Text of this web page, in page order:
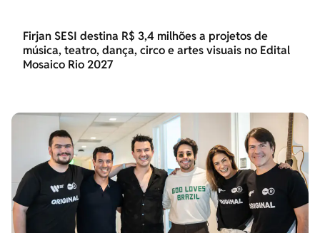
Firjan SESI destina R$ 3,4 milhões a projetos de
música, teatro, dança, circo e artes visuais no Edital
Mosaico Rio 2027